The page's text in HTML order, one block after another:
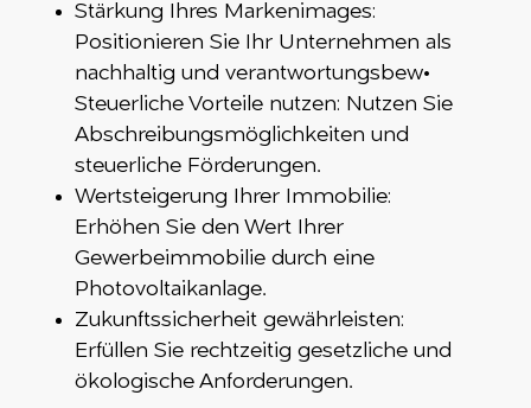
Stärkung Ihres Markenimages:
Positionieren Sie Ihr Unternehmen als
nachhaltig und verantwortungsbew•
Steuerliche Vorteile nutzen: Nutzen Sie
Abschreibungsmöglichkeiten und
steuerliche Förderungen.
Wertsteigerung Ihrer Immobilie:
Erhöhen Sie den Wert Ihrer
Gewerbeimmobilie durch eine
Photovoltaikanlage.
Zukunftssicherheit gewährleisten:
Erfüllen Sie rechtzeitig gesetzliche und
ökologische Anforderungen.